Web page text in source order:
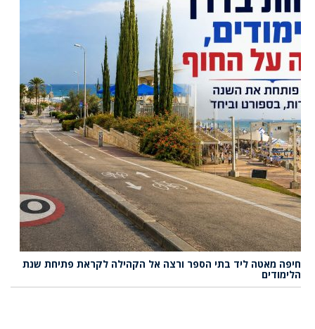
חיפה מאטה ליד בתי הספר ורצה אל הקהילה לקראת פתיחת שנת
הלימודים